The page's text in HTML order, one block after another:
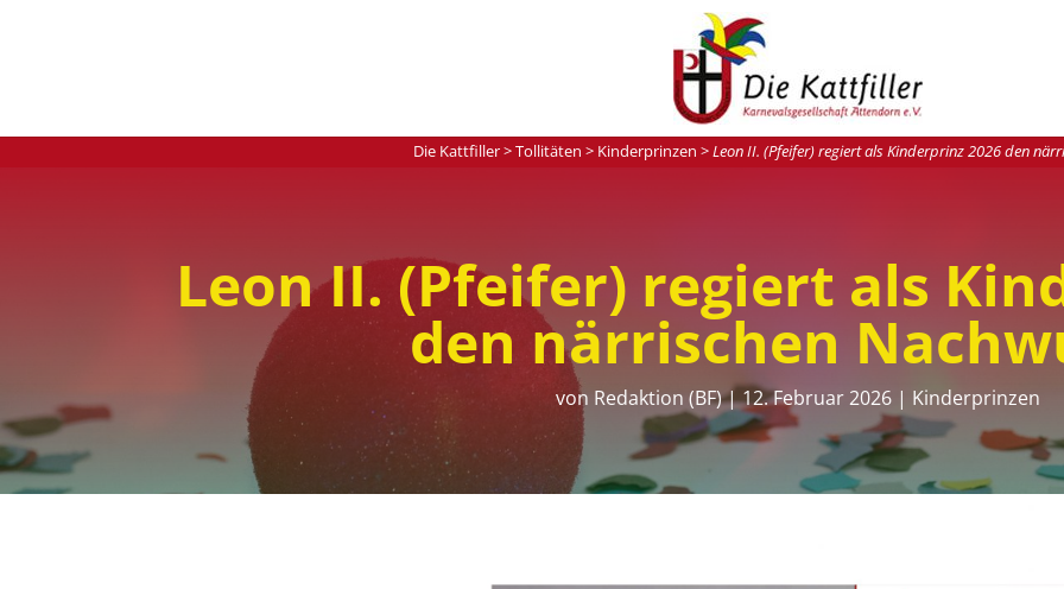
Die Kattfiller>Tollitäten > Kinderprinzen >Leon II. (Pfeifer) regiert als Kinderprinz 2026 den
Leon II. (Pfeifer) regiert als
den närrischen
von Redaktion (BF)|12. Februar 2026 | Kinderprinzen